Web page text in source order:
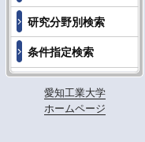
研究分野別検索
条件指定検索
愛知工業大学
ホームページ